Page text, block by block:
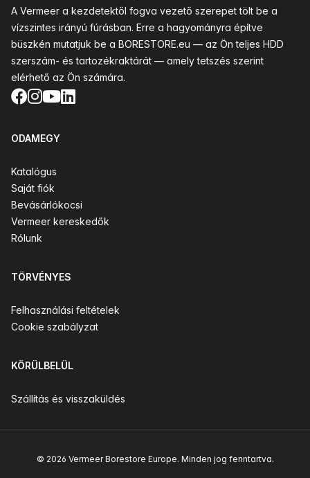
A Vermeer a kezdetektől fogva vezető szerepet tölt be a
vízszintes irányú fúrásban. Erre a hagyományra építve
büszkén mutatjuk be a BORESTORE.eu — az Ön teljes HDD
szerszám- és tartozékraktárát — amely tetszés szerint
elérhető az Ön számára.
Facebook
Instagram
YouTube
LinkedIn
ODAMEGY
Katalógus
Saját fiók
Bevásárlókocsi
Vermeer kereskedők
Rólunk
TÖRVÉNYES
Felhasználási feltételek
Cookie szabályzat
KÖRÜLBELÜL
Szállítás és visszaküldés
© 2026 Vermeer Borestore Europe. Minden jog fenntartva.